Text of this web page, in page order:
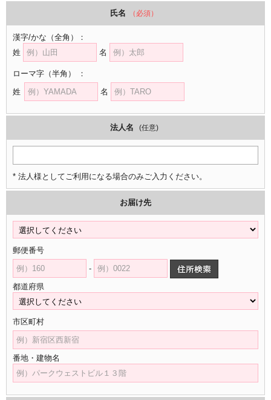
氏名 （必須）
漢字/かな （全角）
：
姓
名
ローマ字 （半角）
：
姓
名
法人名 (任意)
* 法人様としてご利用になる場合のみご入力ください。
お届け先
郵便番号
-
都道府県
市区町村
番地・建物名